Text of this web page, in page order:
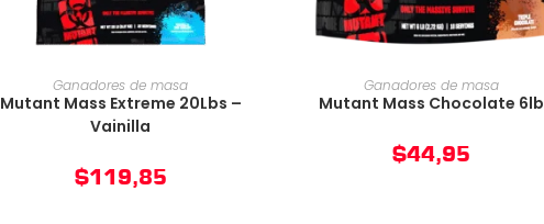
AÑADIR AL CARRITO
Ganadores de masa
Mutant Mass Extreme 20Lbs –
Vainilla
$119,85
AÑADIR AL CARRITO
Ganadores de masa
Mutant Mass Chocolate 6lb
$44,95